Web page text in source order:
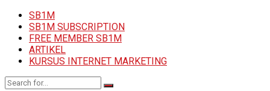
SB1M
SB1M SUBSCRIPTION
FREE MEMBER SB1M
ARTIKEL
KURSUS INTERNET MARKETING